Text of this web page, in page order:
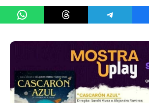
Share on WhatsAppShare on ThreadsShare on